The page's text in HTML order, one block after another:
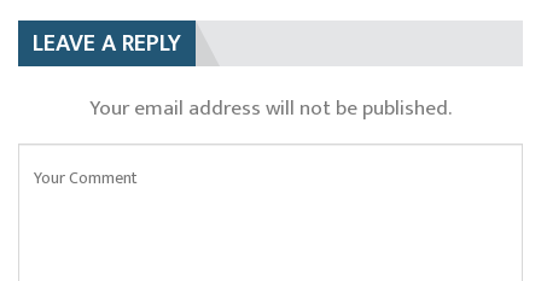
LEAVE A REPLY
Your email address will not be published.